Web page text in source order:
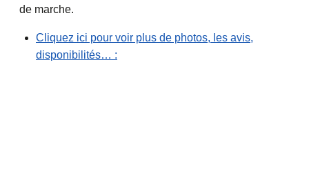
de marche.
Cliquez ici pour voir plus de photos, les avis,
disponibilités… :